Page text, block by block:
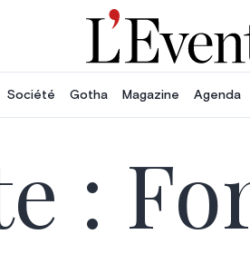
Société Gotha Magazine Agenda
: